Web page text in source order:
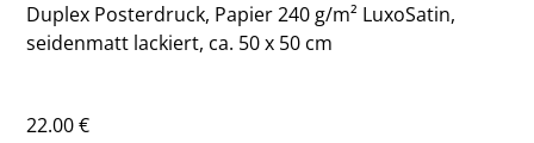
Duplex Posterdruck, Papier 240 g/m² LuxoSatin,
seidenmatt lackiert, ca. 50 x 50 cm
22.00 €